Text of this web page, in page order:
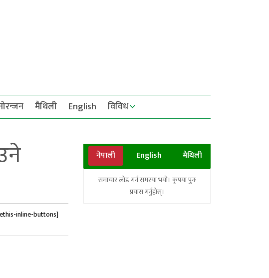
मैथिली English विविध
inline-buttons]
नेपाली English मैथिली
समाचार लोड गर्न समस्या भयो। कृपया पुनः
प्रयास गर्नुहोस्।